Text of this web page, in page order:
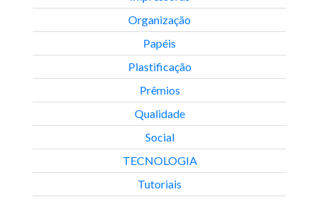
Organização
Papéis
Plastificação
Prêmios
Qualidade
Social
TECNOLOGIA
Tutoriais